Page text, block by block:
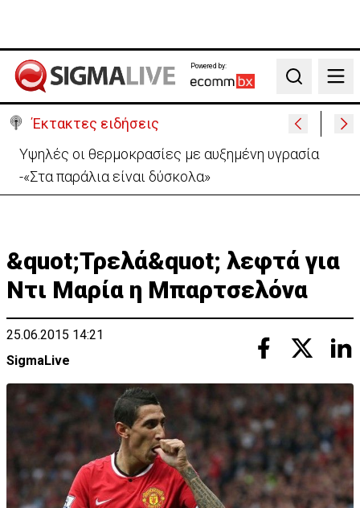
Powered by:
Search
Έκτακτες ειδήσεις
Υψηλές οι θερμοκρασίες με αυξημένη υγρασία
-«Στα παράλια είναι δύσκολα»
&quot;Τρελά&quot; λεφτά για
Ντι Μαρία η Μπαρτσελόνα
25.06.2015 14:21
SigmaLive